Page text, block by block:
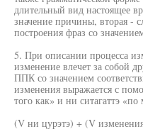
длительный вид настоящее
значение причины, вторая -
построения фраз со
5. При описании процесса
изменение влечет за собой
ППК со значением
изменения выражается с
того как» и ни ситагаттэ «по
(V ни цурэтэ) + (V